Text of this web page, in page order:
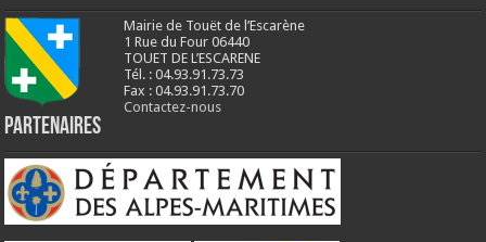
Mairie de Touët de l’Escarène
1 Rue du Four 06440
TOUET DE L’ESCARENE
Tél. : 04.93.91.73.73
Fax : 04.93.91.73.70
Contactez-nous
Partenaires